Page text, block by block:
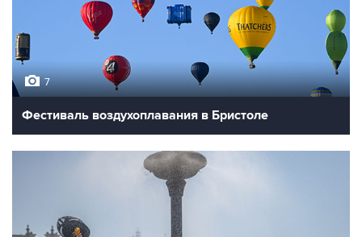
7
Фестиваль воздухоплавания в Бристоле